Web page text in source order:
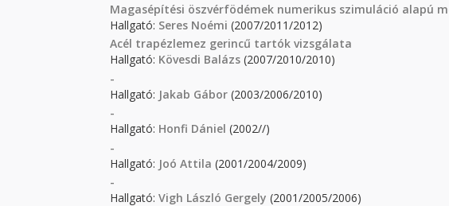
Magasépítési öszvérfödémek numerikus szimuláció alapú
Hallgató: Seres Noémi (2007/2011/2012)
Acél trapézlemez gerincű tartók vizsgálata
Hallgató: Kövesdi Balázs (2007/2010/2010)
-
Hallgató: Jakab Gábor (2003/2006/2010)
-
Hallgató: Honfi Dániel (2002//)
-
Hallgató: Joó Attila (2001/2004/2009)
-
Hallgató: Vigh László Gergely (2001/2005/2006)